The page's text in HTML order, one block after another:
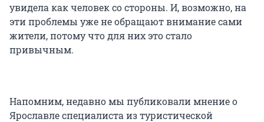
увидела как человек со стороны. И, возможно, на
эти проблемы уже не обращают внимание сами
жители, потому что для них это стало
привычным.
Напомним, недавно мы публиковали мнение о
Ярославле специалиста из туристической